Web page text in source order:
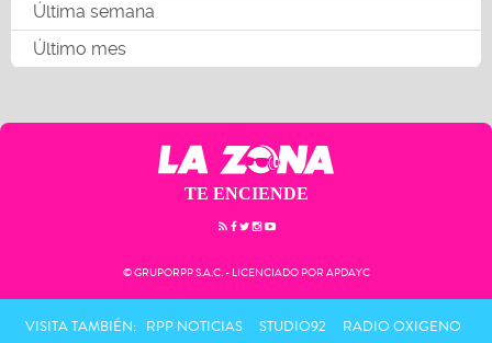
Última semana
Último mes
TE ENCIENDE
© GRUPORPP S.A.C. - LICENCIADO POR APDAYC
VISITA TAMBIÉN: RPP NOTICIAS STUDIO92 RADIO OXIGENO